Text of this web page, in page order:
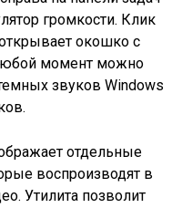
громкости. Клик
окошко с
момент можно
звуков Windows
отдельные
воспроизводят в
Утилита позволит